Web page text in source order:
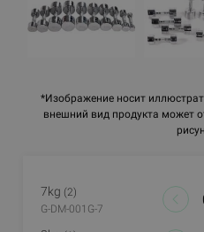
*Изображение носит
внешний вид продукта может
7kg (2)
G-DM-001G-7